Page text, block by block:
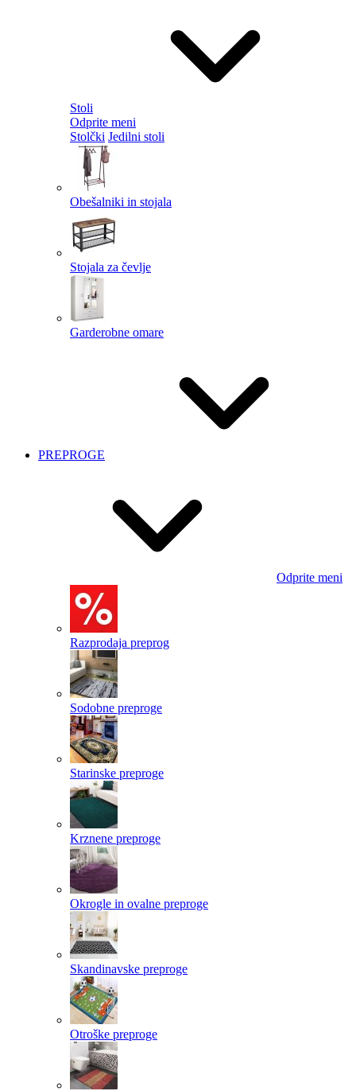
Stoli
Odprite meni
Stolčki Jedilni stoli
Obešalniki in stojala
Stojala za čevlje
Garderobne omare
PREPROGE
Odprite meni
Razprodaja preprog
Sodobne preproge
Starinske preproge
Krznene preproge
Okrogle in ovalne preproge
Skandinavske preproge
Otroške preproge